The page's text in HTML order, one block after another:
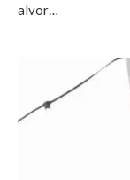
alvor…